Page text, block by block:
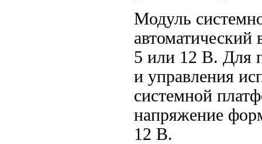
Модуль
5 или 12 В. Для
и управления
системной
напряжение
12 В.